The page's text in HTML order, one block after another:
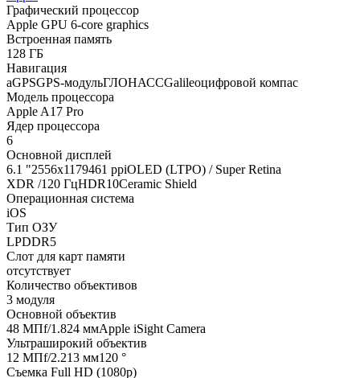
Графический процессор
Apple GPU 6-core graphics
Встроенная память
128 ГБ
Навигация
aGPSGPS-модульГЛОНАССGalileoцифровой компас
Модель процессора
Apple A17 Pro
Ядер процессора
6
Основной дисплей
6.1 "2556x1179461 ppiOLED (LTPO) / Super Retina
XDR /120 ГцHDR10Ceramic Shield
Операционная система
iOS
Тип ОЗУ
LPDDR5
Слот для карт памяти
отсутствует
Количество объективов
3 модуля
Основной объектив
48 МПf/1.824 ммApple iSight Camera
Ультраширокий объектив
12 МПf/2.213 мм120 °
Съемка Full HD (1080p)